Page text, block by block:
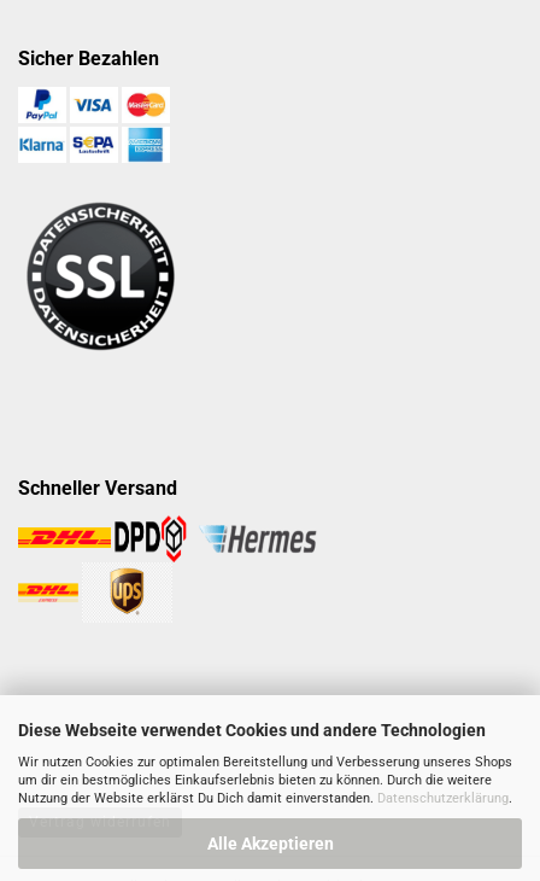
Diese Webseite verwendet Cookies und andere Technologien
Wir nutzen Cookies zur optimalen Bereitstellung und Verbesserung unseres Shops
um dir ein bestmögliches Einkaufserlebnis bieten zu können. Durch die weitere
Nutzung der Website erklärst Du Dich damit einverstanden. Datenschutzerklärung.
Alle Akzeptieren
Sicher Bezahlen
Schneller Versand
Vertrag widerrufen